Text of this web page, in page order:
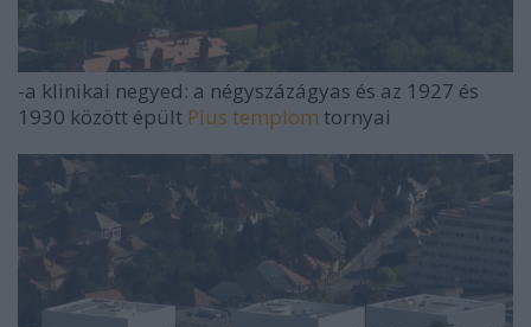
-a klinikai negyed: a négyszázágyas és az 1927 és
1930 között épült Pius templom tornyai